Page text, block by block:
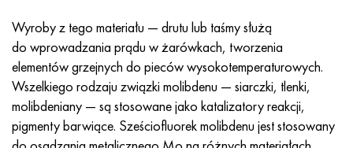
Wyroby z tego materiału — drutu lub taśmy służą
do wprowadzania prądu w żarówkach, tworzenia
elementów grzejnych do pieców wysokotemperaturowych.
Wszelkiego rodzaju związki molibdenu — siarczki, tlenki,
molibdeniany — są stosowane jako katalizatory reakcji,
pigmenty barwiące. Sześciofluorek molibdenu jest stosowany
Hastelloy C-276
Hastelloy C2000
Hastelloy 3
Hastelloy x
40XFA, 1.7223, AISI 4142
45X, 45h, 1,7035
45HN2MFA, k2425, 45hnmf
A40G, 44smn28, 1.0762, 46s20